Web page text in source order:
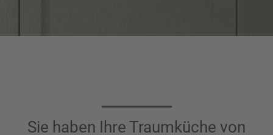
Sie haben Ihre Traumküche von